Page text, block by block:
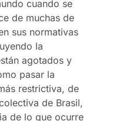
cuando se
de muchas de
sus normativas
la
agotados y
pasar la
restrictiva, de
de Brasil,
de lo que ocurre